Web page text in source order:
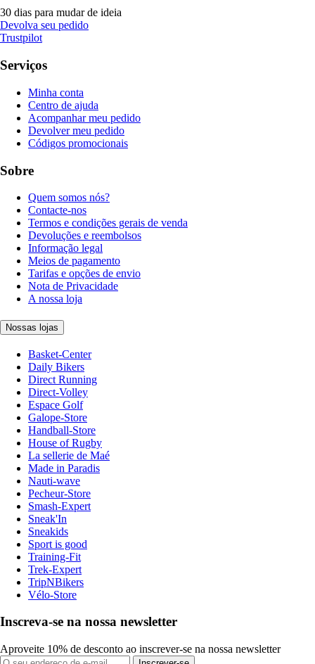
30 dias para mudar de ideia
Devolva seu pedido
Trustpilot
Serviços
Minha conta
Centro de ajuda
Acompanhar meu pedido
Devolver meu pedido
Códigos promocionais
Sobre
Quem somos nós?
Contacte-nos
Termos e condições gerais de venda
Devoluções e reembolsos
Informação legal
Meios de pagamento
Tarifas e opções de envio
Nota de Privacidade
A nossa loja
Nossas lojas
Basket-Center
Daily Bikers
Direct Running
Direct-Volley
Espace Golf
Galope-Store
Handball-Store
House of Rugby
La sellerie de Maé
Made in Paradis
Nauti-wave
Pecheur-Store
Smash-Expert
Sneak'In
Sneakids
Sport is good
Training-Fit
Trek-Expert
TripNBikers
Vélo-Store
Inscreva-se na nossa newsletter
Aproveite 10% de desconto ao inscrever-se na nossa newsletter